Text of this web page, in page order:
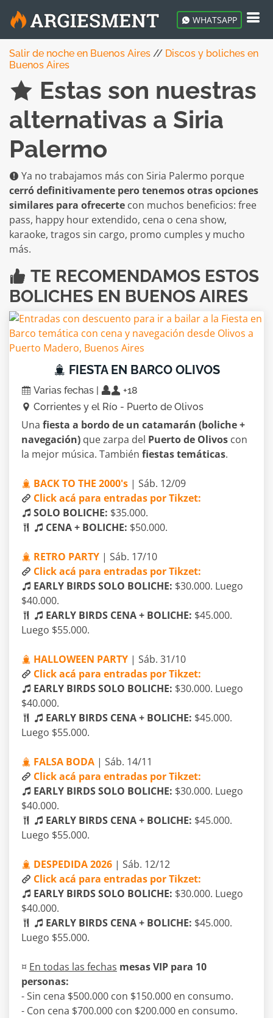
WHATSAPP
Salir de noche en Buenos Aires // Discos y boliches en
Buenos Aires
Estas son nuestras
alternativas a Siria
Palermo
Ya no trabajamos más con Siria Palermo porque
cerró definitivamente pero tenemos otras opciones
similares para ofrecerte con muchos beneficios: free
pass, happy hour extendido, cena o cena show,
karaoke, tragos sin cargo, promo cumples y mucho
más.
TE RECOMENDAMOS ESTOS
BOLICHES EN BUENOS AIRES
FIESTA EN BARCO OLIVOS
Varias fechas |
+18
Corrientes y el Río - Puerto de Olivos
Una fiesta a bordo de un catamarán (boliche +
navegación) que zarpa del Puerto de Olivos con
la mejor música. También fiestas temáticas.
BACK TO THE 2000's | Sáb. 12/09
Click acá para entradas por Tikzet:
SOLO BOLICHE: $35.000.
CENA + BOLICHE: $50.000.
RETRO PARTY | Sáb. 17/10
Click acá para entradas por Tikzet:
EARLY BIRDS SOLO BOLICHE: $30.000. Luego
$40.000.
EARLY BIRDS CENA + BOLICHE: $45.000.
Luego $55.000.
HALLOWEEN PARTY | Sáb. 31/10
Click acá para entradas por Tikzet:
EARLY BIRDS SOLO BOLICHE: $30.000. Luego
$40.000.
EARLY BIRDS CENA + BOLICHE: $45.000.
Luego $55.000.
FALSA BODA | Sáb. 14/11
Click acá para entradas por Tikzet:
EARLY BIRDS SOLO BOLICHE: $30.000. Luego
$40.000.
EARLY BIRDS CENA + BOLICHE: $45.000.
Luego $55.000.
DESPEDIDA 2026 | Sáb. 12/12
Click acá para entradas por Tikzet:
EARLY BIRDS SOLO BOLICHE: $30.000. Luego
$40.000.
EARLY BIRDS CENA + BOLICHE: $45.000.
Luego $55.000.
¤ En todas las fechas mesas VIP para 10
personas:
- Sin cena $500.000 con $150.000 en consumo.
- Con cena $700.000 con $200.000 en consumo.